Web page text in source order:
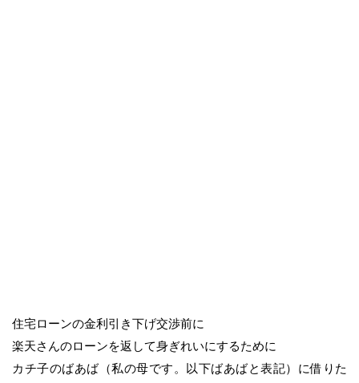
住宅ローンの金利引き下げ交渉前に
楽天さんのローンを返して身ぎれいにするために
カチ子のばあば（私の母です。以下ばあばと表記）に借りた